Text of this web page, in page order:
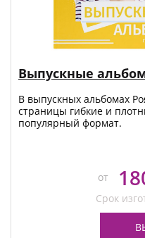
Выпускные
В выпускных альбомах
страницы гибкие и
популярный формат.
от
Срок